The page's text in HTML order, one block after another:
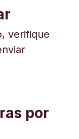
verifique
por